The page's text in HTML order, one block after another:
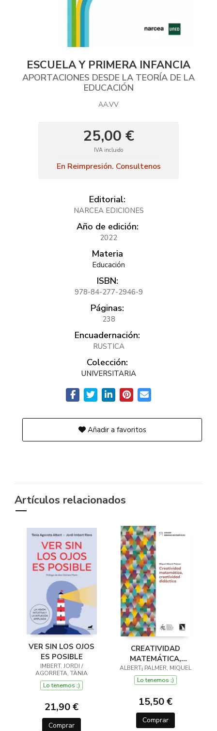
ESCUELA Y PRIMERA INFANCIA
APORTACIONES DESDE LA TEORÍA DE LA
EDUCACIÓN
AA.VV
25,00 €
IVA incluido
En Reimpresión. Consultenos
Editorial:
NARCEA EDICIONES
Año de edición:
2022
Materia
Educación
ISBN:
978-84-277-2946-9
Páginas:
238
Encuadernación:
RUSTICA
Colección:
UNIVERSITARIA
Añadir a favoritos
Artículos relacionados
VER SIN LOS OJOS
ES POSIBLE
IMBERT, JORDI /
AGORRETA, TÀNIA
Lo tenemos ;)
21,90 €
Comprar
CREATIVIDAD
MATEMÁTICA,
CREATIVIDAD
DIDÁCTICA
ALBERT¡ PALMER, MIQUEL
Lo tenemos ;)
15,50 €
Comprar